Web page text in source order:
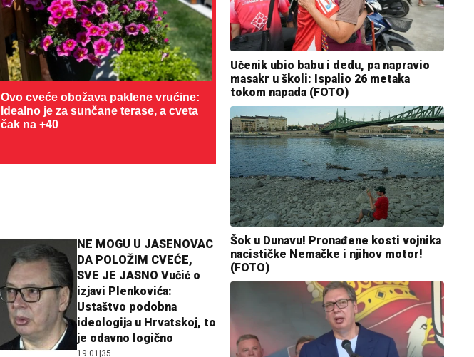
Ovo cveće obožava paklene vrućine:
Idealno je za sunčane terase, a cveta
čak na +40
NE MOGU U JASENOVAC
DA POLOŽIM CVEĆE,
SVE JE JASNO Vučić o
izjavi Plenkovića:
Ustaštvo podobna
ideologija u Hrvatskoj, to
je odavno logično
19:01 35
Učenik ubio babu i dedu, pa napravio
masakr u školi: Ispalio 26 metaka
tokom napada (FOTO)
Šok u Dunavu! Pronađene kosti vojnika
nacističke Nemačke i njihov motor!
(FOTO)